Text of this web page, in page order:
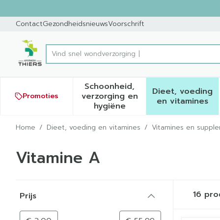
ContactGezondheidsnieuwsVoorschrift
Product, merk, categorie...
Promoties
Schoonheid,
verzorging en
hygiëneToon submenu voor
Dieet, voeding
en vitamines
Toon
Home / Dieet, voeding en vitamines / Vitamines en
Vitamine A
Prijs
16